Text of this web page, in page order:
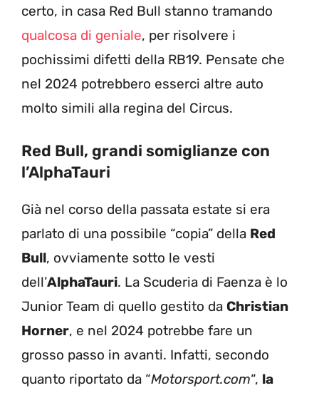
certo, in casa Red Bull stanno tramando
qualcosa di geniale, per risolvere i
pochissimi difetti della RB19. Pensate che
nel 2024 potrebbero esserci altre auto
molto simili alla regina del Circus.
Red Bull, grandi somiglianze con
l’AlphaTauri
Già nel corso della passata estate si era
parlato di una possibile “copia” della Red
Bull, ovviamente sotto le vesti
dell’AlphaTauri. La Scuderia di Faenza è lo
Junior Team di quello gestito da Christian
Horner, e nel 2024 potrebbe fare un
grosso passo in avanti. Infatti, secondo
quanto riportato da “Motorsport.com“, la